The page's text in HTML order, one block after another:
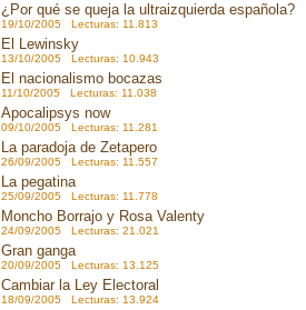
¿Por qué se queja la ultraizquierda española?
19/10/2005 Lecturas: 11.813
El Lewinsky
13/10/2005 Lecturas: 10.943
El nacionalismo bocazas
11/10/2005 Lecturas: 11.038
Apocalipsys now
09/10/2005 Lecturas: 11.281
La paradoja de Zetapero
26/09/2005 Lecturas: 11.557
La pegatina
25/09/2005 Lecturas: 11.778
Moncho Borrajo y Rosa Valenty
24/09/2005 Lecturas: 21.021
Gran ganga
20/09/2005 Lecturas: 13.125
Cambiar la Ley Electoral
18/09/2005 Lecturas: 13.924